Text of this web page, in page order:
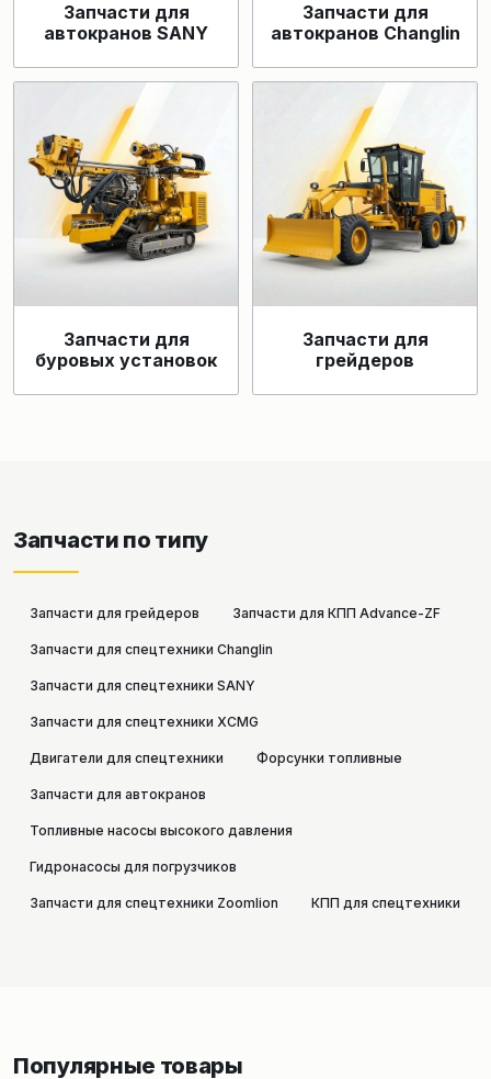
Запчасти для
автокранов SANY
Запчасти для
автокранов Changlin
Запчасти для
буровых установок
Запчасти для
грейдеров
Запчасти по типу
Запчасти для грейдеров Запчасти для КПП Advance-ZF
Запчасти для спецтехники Changlin
Запчасти для спецтехники SANY
Запчасти для спецтехники XCMG
Двигатели для спецтехники Форсунки топливные
Запчасти для автокранов
Топливные насосы высокого давления
Гидронасосы для погрузчиков
Запчасти для спецтехники Zoomlion КПП для спецтехники
Популярные товары